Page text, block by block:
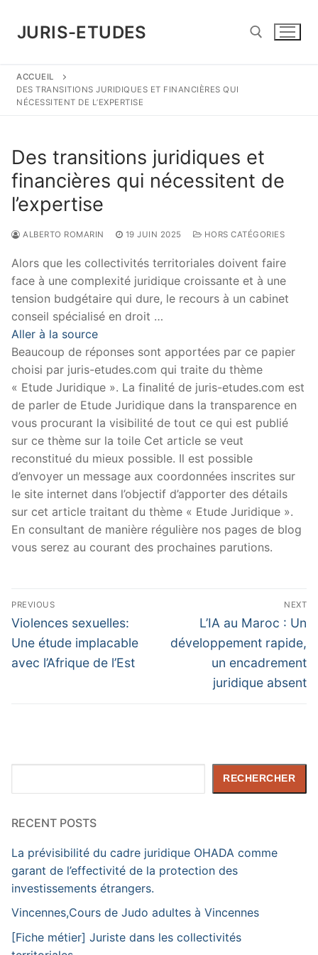
contenu
JURIS-ETUDES
ACCUEIL
DES TRANSITIONS JURIDIQUES ET FINANCIÈRES QUI
NÉCESSITENT DE L’EXPERTISE
Des transitions juridiques et
financières qui nécessitent de
l’expertise
ALBERTO ROMARIN 19 JUIN 2025 HORS CATÉGORIES
Alors que les collectivités territoriales doivent faire
face à une complexité juridique croissante et à une
tension budgétaire qui dure, le recours à un cabinet
conseil spécialisé en droit …
Aller à la source
Beaucoup de réponses sont apportées par ce papier
choisi par juris-etudes.com qui traite du thème
« Etude Juridique ». La finalité de juris-etudes.com est
de parler de Etude Juridique dans la transparence en
vous procurant la visibilité de tout ce qui est publié
sur ce thème sur la toile Cet article se veut
reconstitué du mieux possible. Il est possible
d’envoyer un message aux coordonnées inscrites sur
le site internet dans l’objectif d’apporter des détails
sur cet article traitant du thème « Etude Juridique ».
En consultant de manière régulière nos pages de blog
vous serez au courant des prochaines parutions.
Navigation
de
l’article
PREVIOUS
Previous
post:
Violences sexuelles:
Une étude implacable
avec l’Afrique de l’Est
NEXT
Next
post:
L’IA au Maroc : Un
développement rapide,
un encadrement
juridique absent
RECHERCHER
RECENT POSTS
La prévisibilité du cadre juridique OHADA comme
garant de l’effectivité de la protection des
investissements étrangers.
Vincennes,Cours de Judo adultes à Vincennes
[Fiche métier] Juriste dans les collectivités